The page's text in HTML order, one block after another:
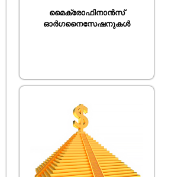
മൈക്രോഫിനാൻസ്
ഓർഗനൈസേഷനുകൾ